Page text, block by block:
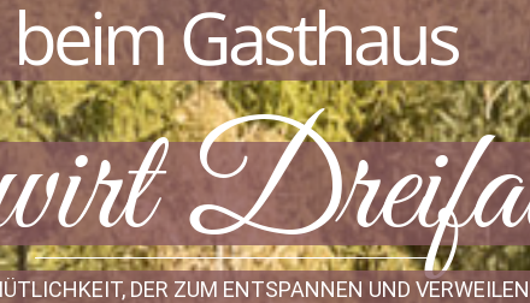
beim Gasthaus
DER ZUM ENTSPANNEN UND